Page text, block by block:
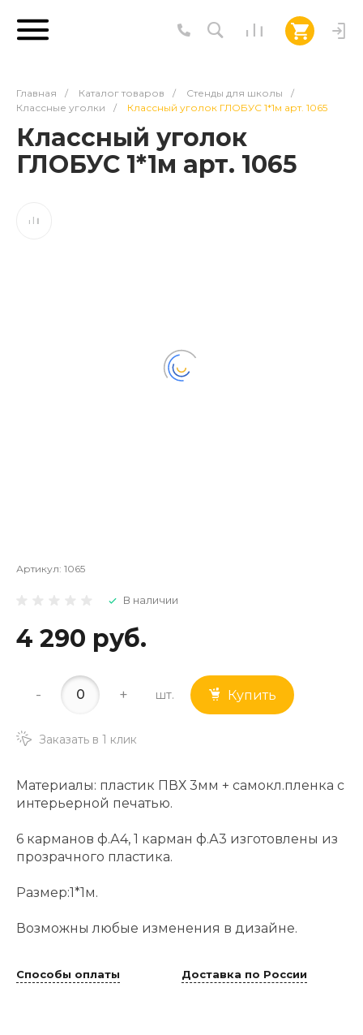
Главная / Каталог товаров / Стенды для школы
/
Классные уголки
/ Классный уголок ГЛОБУС 1*1м арт. 1065
Классный уголок
ГЛОБУС 1*1м арт. 1065
Артикул: 1065
В наличии
4 290 руб.
- + шт. Купить
Заказать в 1 клик
Материалы: пластик ПВХ 3мм + самокл.пленка с
интерьерной печатью.
6 карманов ф.А4, 1 карман ф.А3 изготовлены из
прозрачного пластика.
Размер:1*1м.
Возможны любые изменения в дизайне.
Способы оплаты Доставка по России